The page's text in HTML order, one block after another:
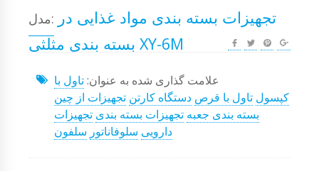
مدل: تجهیزات بسته بندی مواد غذایی در
بسته بندی مثلثی XY-6M
علامت گذاری شده به عنوان:تاول با
کپسول تاول با قرص دستگاه کارتن تجهیزات از چین
بسته بندی جعبه تجهیزات بسته بندی تجهیزات
دارویی سلوفاناتور سلفون